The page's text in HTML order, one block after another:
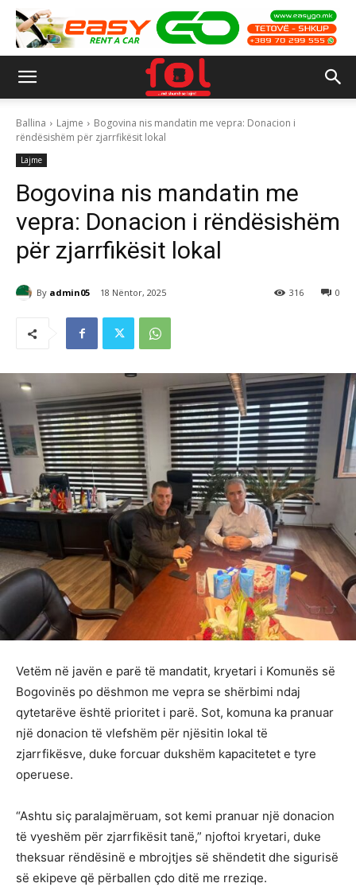
Ballina Lajme
Bogovina nis mandatin me vepra: Donacion i
rëndësishëm për zjarrfikësit lokal
Lajme
Bogovina nis mandatin me
vepra: Donacion i rëndësishëm
për zjarrfikësit lokal
By admin05 18 Nëntor, 2025 0
316
Vetëm në javën e parë të mandatit, kryetari i Komunës së
Bogovinës po dëshmon me vepra se shërbimi ndaj
qytetarëve është prioritet i parë. Sot, komuna ka pranuar
një donacion të vlefshëm për njësitin lokal të
zjarrfikësve, duke forcuar dukshëm kapacitetet e tyre
operuese.
“Ashtu siç paralajmëruam, sot kemi pranuar një donacion
të vyeshëm për zjarrfikësit tanë,” njoftoi kryetari, duke
theksuar rëndësinë e mbrojtjes së shëndetit dhe sigurisë
së ekipeve që përballen çdo ditë me rreziqe.